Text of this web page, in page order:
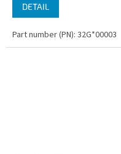
DETAIL
Part number (PN): 32G*00003